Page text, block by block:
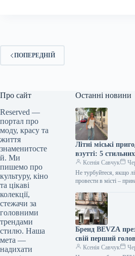
ПОПЕРЕДНІЙ
Про сайт
Reserved —
портал про
моду, красу та
життя
знаменитосте
й. Ми
пишемо про
культуру, кіно
та цікаві
колекції,
стежачи за
головними
трендами
стилю. Наша
мета —
надихати
Останні новини
Літні міські
взутті: 5 стильних
комфортних
Ксенія Савчук
Не турбуйтеся, якщо
провести в місті –
парами взуття, які
вмістити…
Бренд BEVZA
свій перший
магазин у Києві
Ксенія Савчук